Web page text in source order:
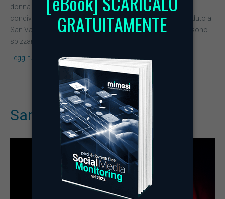
donna. Oltre alle mimose, le più importanti aziende hanno
condiviso distese di post sui Social. Proprio come è accaduto a
San Valentino, anche in occasione dell’8 marzo i brand si sono
sbizzarriti.…
Leggi tutto
San Valentino e i brand